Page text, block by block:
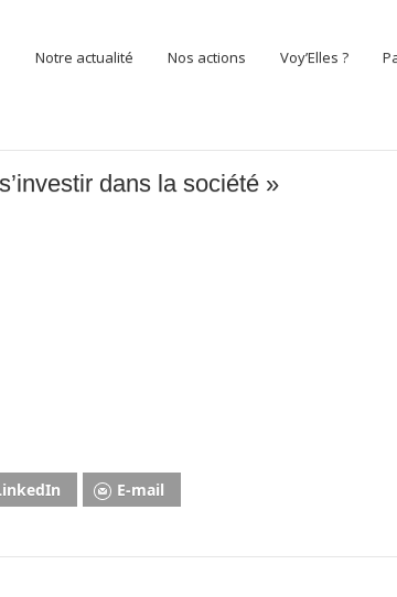
Notre actualité Nos actions Voy’Elles ?
dans la société »
E-mail